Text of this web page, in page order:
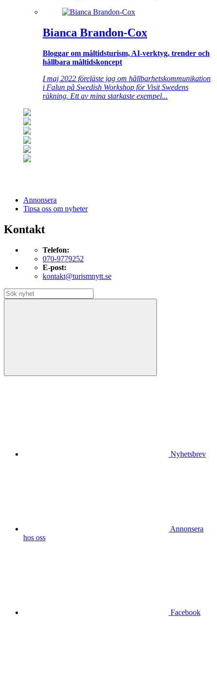
Bianca Brandon-Cox
Bloggar om måltidsturism, AI-verktyg, trender och
hållbara måltidskoncept
I maj 2022 föreläste jag om hållbarhetskommunikation
i Falun på Swedish Workshop för Visit Swedens
räkning. Ett av mina starkaste exempel...
Annonsera
Tipsa oss om nyheter
Kontakt
Telefon:
070-9779252
E-post:
kontakt@turismnytt.se
Nyhetsbrev
Annonsera
hos oss
Facebook